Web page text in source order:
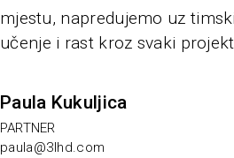
mjestu, napredujemo uz
učenje i rast kroz svaki
Paula Kukuljica
PARTNER
paula@3lhd.com